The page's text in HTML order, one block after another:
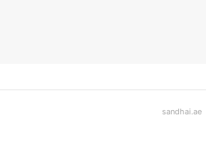
sandhai.ae